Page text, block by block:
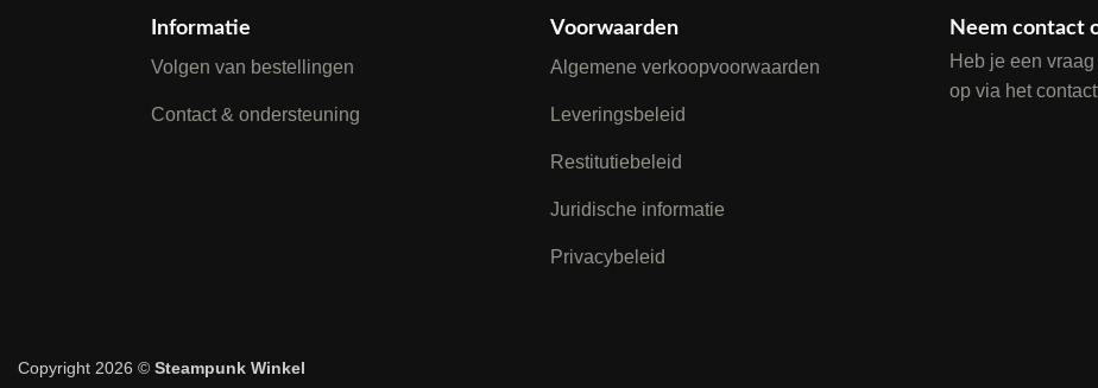
Informatie
Volgen van bestellingen
Contact & ondersteuning
Voorwaarden
Algemene verkoopvoorwaarden
Leveringsbeleid
Restitutiebeleid
Juridische informatie
Privacybeleid
Neem contact
Heb je een
op via het
Copyright 2026 © Steampunk Winkel